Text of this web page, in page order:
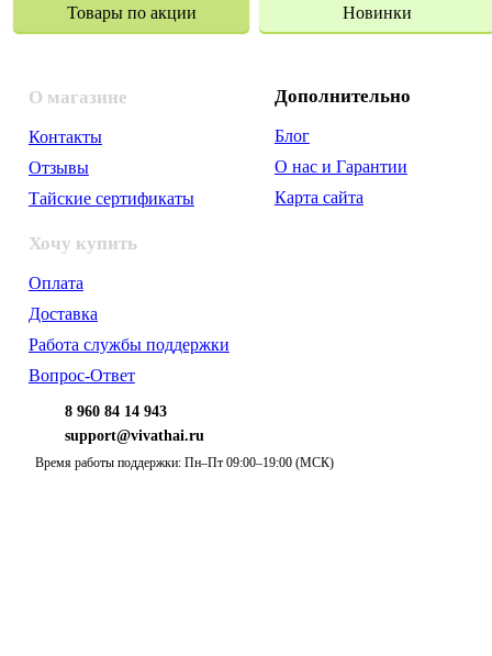
Товары по акции Новинки
О магазине
Контакты
Отзывы
Тайские сертификаты
Хочу купить
Оплата
Доставка
Работа службы поддержки
Вопрос-Ответ
Дополнительно
Блог
О нас и Гарантии
Карта сайта
8 960 84 14 943
support@vivathai.ru
Время работы поддержки: Пн–Пт 09:00–19:00 (МСК)